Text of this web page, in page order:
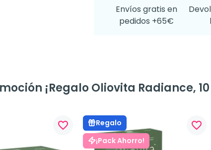
Envíos gratis en
pedidos +65€
¡Regalo Oliovita Radiance,
favorite_border
Regalo
¡Pack Ahorro!
favorite_border